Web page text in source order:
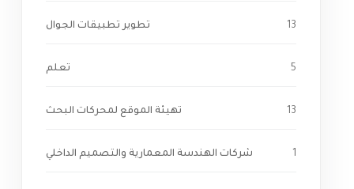
تطوير تطبيقات الجوال 13
تعلم 5
تهيئة الموقع لمحركات البحث 13
شركات الهندسة المعمارية والتصميم الداخلي 1